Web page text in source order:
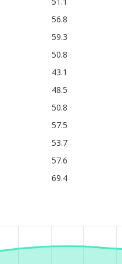
56.8
59.3
50.8
43.1
48.5
50.8
57.5
53.7
57.6
69.4